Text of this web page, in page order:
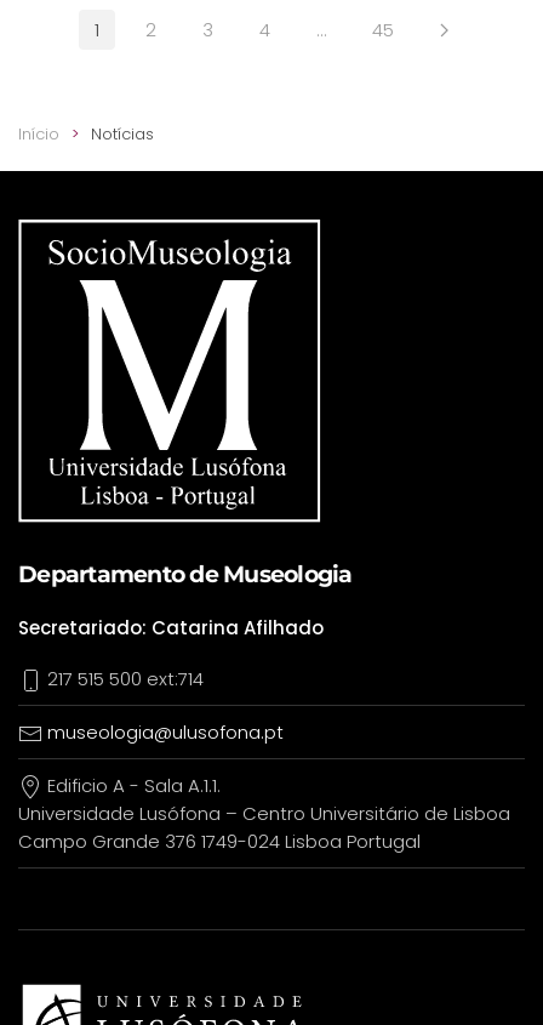
1 2 3 4 … 45
Início Notícias
Departamento de Museologia
Secretariado: Catarina Afilhado
217 515 500 ext:714
museologia@ulusofona.pt
Edificio A - Sala A.1.1.
Universidade Lusófona – Centro Universitário de Lisboa
Campo Grande 376 1749-024 Lisboa Portugal